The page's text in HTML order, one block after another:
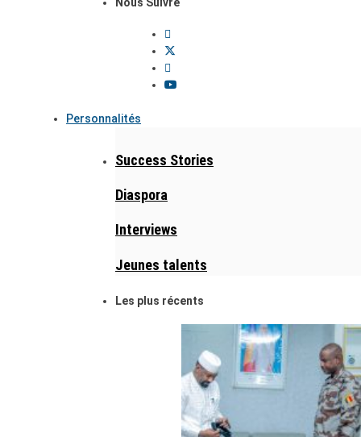
Personnalités
Success Stories
Diaspora
Interviews
Jeunes talents
Les plus récents